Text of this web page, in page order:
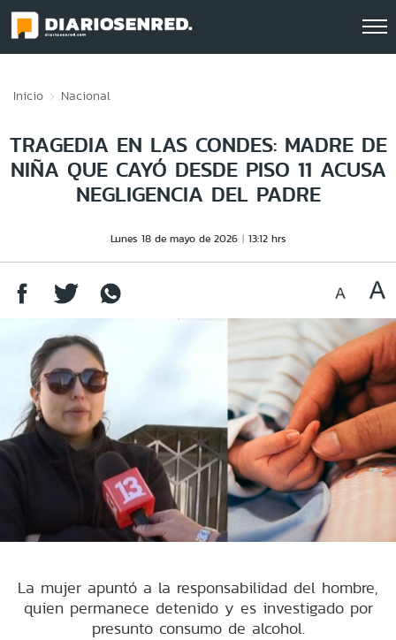
Inicio Nacional
TRAGEDIA EN LAS CONDES: MADRE DE
NIÑA QUE CAYÓ DESDE PISO 11 ACUSA
NEGLIGENCIA DEL PADRE
Lunes 18 de mayo de 2026 13:12 hrs
La mujer apuntó a la responsabilidad del hombre,
quien permanece detenido y es investigado por
presunto consumo de alcohol.